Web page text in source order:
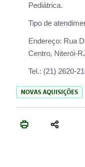
Pediátrica.
Tipo de
Endereço: Rua
Centro, Niterói-
Tel.: (21) 2620-
NOVAS AQUISIÇÕES